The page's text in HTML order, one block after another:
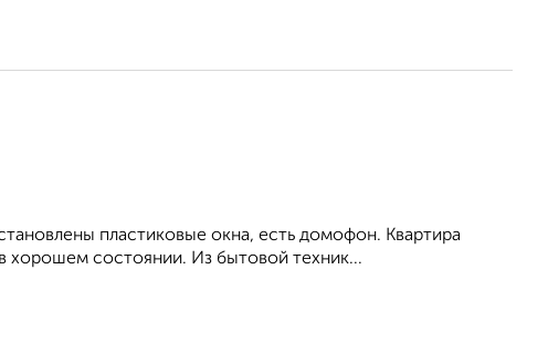
пластиковые окна, есть домофон. Квартира
хорошем состоянии. Из бытовой техник...